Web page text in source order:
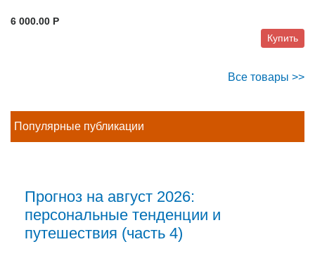
6 000.00 P
Купить
Все товары >>
Популярные публикации
Прогноз на август 2026:
персональные тенденции и
путешествия (часть 4)